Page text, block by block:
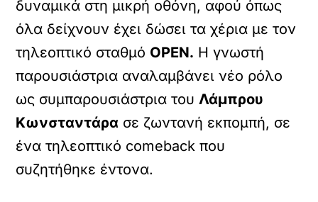
δυναμικά στη μικρή οθόνη, αφού όπως
όλα δείχνουν έχει δώσει τα χέρια με τον
τηλεοπτικό σταθμό OPEN. Η γνωστή
παρουσιάστρια αναλαμβάνει νέο ρόλο
ως συμπαρουσιάστρια τουΛάμπρου
Κωνσταντάρα σε ζωντανή εκπομπή, σε
ένα τηλεοπτικό comeback που
συζητήθηκε έντονα.